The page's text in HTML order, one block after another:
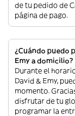
de tu pedido de
página de pago.
¿Cuándo puedo
Emy a domicilio?
Durante el
David & Emy,
momento.
disfrutar de tu
programar la